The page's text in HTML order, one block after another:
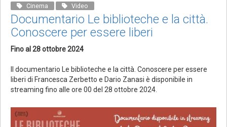
Cinema Video
Documentario Le biblioteche e la città.
Conoscere per essere liberi
Fino al 28 ottobre 2024
Il documentario Le biblioteche e la città. Conoscere per essere
liberi di Francesca Zerbetto e Dario Zanasi è disponibile in
streaming fino alle ore 00 del 28 ottobre 2024.